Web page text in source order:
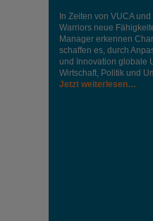
In Zeiten von VUCA
Warriors neue
Manager erkennen
schaffen es, durch
und Innovation globale
Wirtschaft, Politik und
Jetzt weiterlesen…